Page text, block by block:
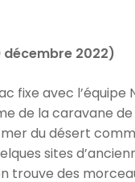
2022)
fixe avec l’équipe
de la caravane de
du désert
sites
trouve des